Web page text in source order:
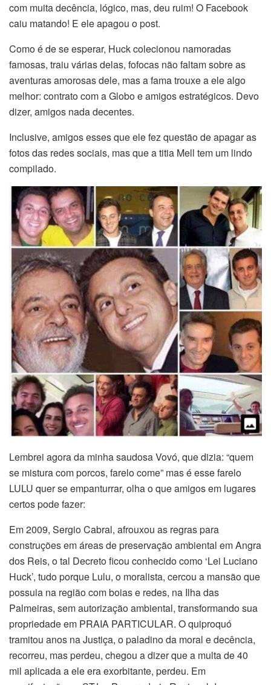
com muita decência, lógico, mas, deu ruim! O Facebook
caiu matando! E ele apagou o post.
Como é de se esperar, Huck colecionou namoradas
famosas, traiu várias delas, fofocas não faltam sobre as
aventuras amorosas dele, mas a fama trouxe a ele algo
melhor: contrato com a Globo e amigos estratégicos. Devo
dizer, amigos nada decentes.
Inclusive, amigos esses que ele fez questão de apagar as
fotos das redes sociais, mas que a titia Mell tem um lindo
compilado.
Lembrei agora da minha saudosa Vovó, que dizia: “quem
se mistura com porcos, farelo come” mas é esse farelo
LULU quer se empanturrar, olha o que amigos em lugares
certos pode fazer:
Em 2009, Sergio Cabral, afrouxou as regras para
construções em áreas de preservação ambiental em Angra
dos Reis, o tal Decreto ficou conhecido como ‘Lei Luciano
Huck’, tudo porque Lulu, o moralista, cercou a mansão que
possuia na região com boias e redes, na Ilha das
Palmeiras, sem autorização ambiental, transformando sua
propriedade em PRAIA PARTICULAR. O quiproquó
tramitou anos na Justiça, o paladino da moral e decência,
recorreu, mas perdeu, chegou a dizer que a multa de 40
mil aplicada a ele era exorbitante, perdeu. Em